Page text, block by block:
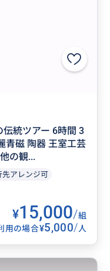
伝統ツアー 6時間 3
青磁 陶器 王室工芸
の観...
先アレンジ可
¥15,000/組
用の場合¥5,000/人